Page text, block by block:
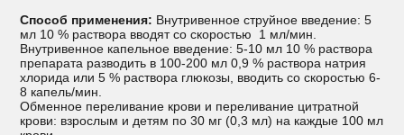
Способ применения: Внутривенное струйное введение: 5
мл 10 % раствора вводят со скоростью 1 мл/мин.
Внутривенное капельное введение: 5-10 мл 10 % раствора
препарата разводить в 100-200 мл 0,9 % раствора натрия
хлорида или 5 % раствора глюкозы, вводить со скоростью 6-
8 капель/мин.
Обменное переливание крови и переливание цитратной
крови: взрослым и детям по 30 мг (0,3 мл) на каждые 100 мл